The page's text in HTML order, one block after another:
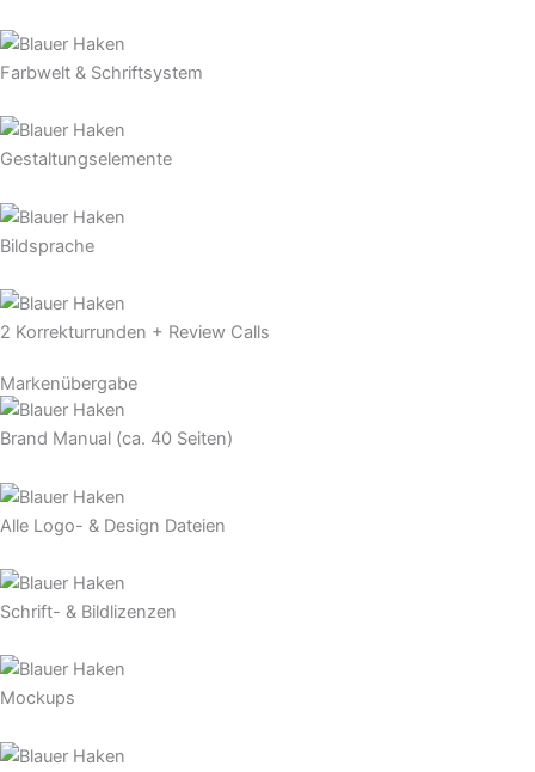
Farbwelt & Schriftsystem
Gestaltungselemente
Bildsprache
2 Korrekturrunden + Review Calls
Markenübergabe
Brand Manual (ca. 40 Seiten)
Alle Logo- & Design Dateien
Schrift- & Bildlizenzen
Mockups